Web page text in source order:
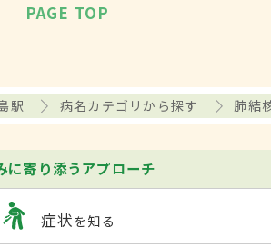
PAGE TOP
駅 病名カテゴリから探す 肺結
に寄り添うアプローチ
症状を知る